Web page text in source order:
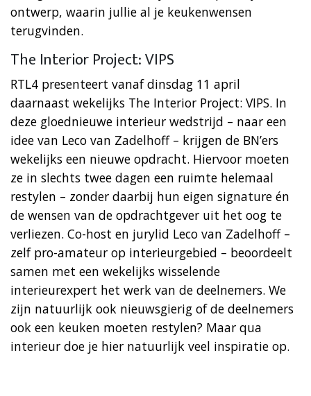
ontwerp, waarin jullie al je keukenwensen
terugvinden.
The Interior Project: VIPS
RTL4 presenteert vanaf dinsdag 11 april
daarnaast wekelijks The Interior Project: VIPS. In
deze gloednieuwe interieur wedstrijd – naar een
idee van Leco van Zadelhoff – krijgen de BN’ers
wekelijks een nieuwe opdracht. Hiervoor moeten
ze in slechts twee dagen een ruimte helemaal
restylen – zonder daarbij hun eigen signature én
de wensen van de opdrachtgever uit het oog te
verliezen. Co-host en jurylid Leco van Zadelhoff –
zelf pro-amateur op interieurgebied – beoordeelt
samen met een wekelijks wisselende
interieurexpert het werk van de deelnemers. We
zijn natuurlijk ook nieuwsgierig of de deelnemers
ook een keuken moeten restylen? Maar qua
interieur doe je hier natuurlijk veel inspiratie op.